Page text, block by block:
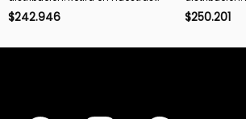
sucursales en 48 hs hábiles. Si es
$242.946
sucursales
$250.201